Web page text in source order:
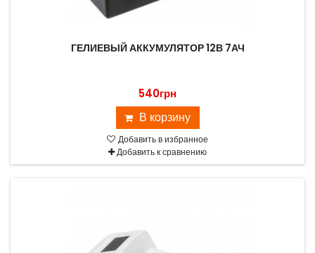
ГЕЛИЕВЫЙ АККУМУЛЯТОР 12В 7АЧ
540грн
В корзину
Добавить в избранное
Добавить к сравнению